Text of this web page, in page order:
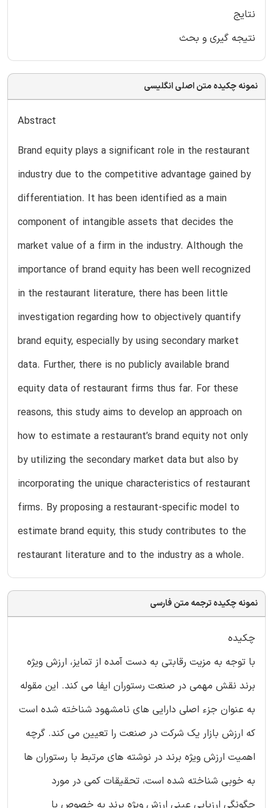
نتایج
نتیجه گیری و بحث
نمونه چکیده متن اصلی انگلیسی
Abstract
Brand equity plays a significant role in the restaurant
industry due to the competitive advantage gained by
differentiation. It has been identified as a main
component of intangible assets that decides the
market value of a firm in the industry. Although the
importance of brand equity has been well recognized
in the restaurant literature, there has been little
investigation regarding how to objectively quantify
brand equity, especially by using secondary market
data. Further, there is no publicly available brand
equity data of restaurant firms thus far. For these
reasons, this study aims to develop an approach on
how to estimate a restaurant’s brand equity not only
by utilizing the secondary market data but also by
incorporating the unique characteristics of restaurant
firms. By proposing a restaurant-specific model to
estimate brand equity, this study contributes to the
restaurant literature and to the industry as a whole.
نمونه چکیده ترجمه متن فارسی
چکیده
با توجه به مزیت رقابتی به دست آمده از تمایز، ارزش ویژه
برند نقش مهمی در صنعت رستوران ایفا می کند. این مقوله
به عنوان جزء اصلی دارایی های نامشهود شناخته شده است
که ارزش بازار یک شرکت در صنعت را تعیین می کند. گرچه
اهمیت ارزش ویژه برند در نوشته های مرتبط با رستوران ها
به خوبی شناخته شده است، تحقیقات کمی در مورد